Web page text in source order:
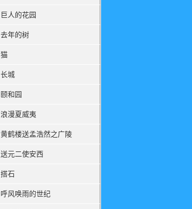
巨人的花园
去年的树
猫
长城
颐和园
浪漫夏威夷
黄鹤楼送孟浩然之广陵
送元二使安西
搭石
呼风唤雨的世纪